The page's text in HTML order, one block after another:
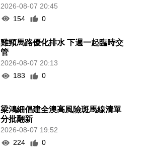
2026-08-07 20:45
154
0
雞頸馬路優化排水 下週一起臨時交
管
2026-08-07 20:13
183
0
梁鴻細倡建全澳高風險斑馬線清單
分批翻新
2026-08-07 19:52
224
0